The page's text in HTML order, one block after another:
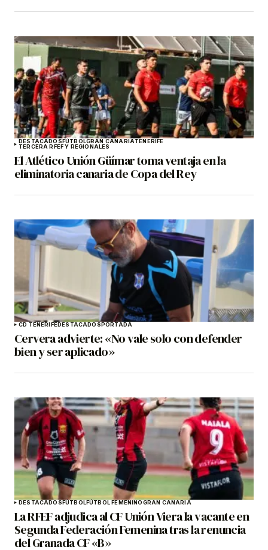
DESTACADOSFÚTBOLGRAN CANARIATENERIFE
TERCERA RFEF Y REGIONALES
El Atlético Unión Güímar toma ventaja en la
eliminatoria canaria de Copa del Rey
CD TENERIFEDESTACADOSPORTADA
Cervera advierte: «No vale solo con defender
bien y ser aplicado»
DESTACADOSFÚTBOLFÚTBOL FEMENINOGRAN CANARIA
La RFEF adjudica al CF Unión Viera la vacante en
Segunda Federación Femenina tras la renuncia
del Granada CF «B»